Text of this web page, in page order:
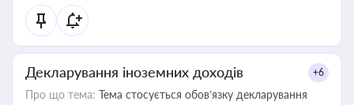
Декларування іноземних доходів +6
Про що тема: Тема стосується обов’язку декларування